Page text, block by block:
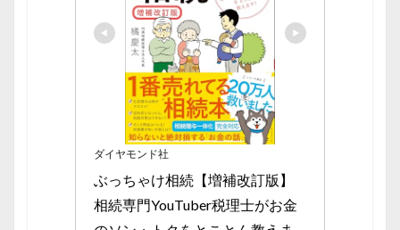
ダイヤモンド社
ぶっちゃけ相続【増補改訂版】
相続専門YouTuber税理士がお金